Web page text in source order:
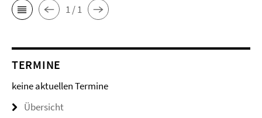
1 / 1
TERMINE
keine aktuellen Termine
Übersicht